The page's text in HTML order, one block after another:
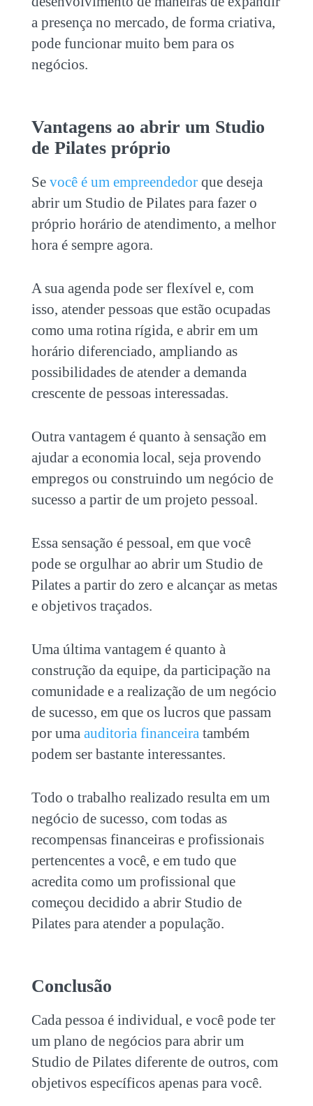
a presença no mercado, de forma criativa,
pode funcionar muito bem para os
negócios.
Vantagens ao abrir um Studio
de Pilatespróprio
Se você é um empreendedorque deseja
abrir um Studio de Pilatespara fazer o
próprio horário de atendimento, a melhor
hora é sempre agora.
A sua agenda pode ser flexível e, com
isso, atender pessoas que estão ocupadas
como uma rotina rígida, e abrir em um
horário diferenciado, ampliando as
possibilidades de atender a demanda
crescente de pessoas interessadas.
Outra vantagem é quanto à sensação em
ajudar a economia local, seja provendo
empregos ou construindo um negócio de
sucesso a partir de um projeto pessoal.
Essa sensação é pessoal, em que você
pode se orgulhar ao abrir um Studio de
Pilatesa partir do zero e alcançar as metas
e objetivos traçados.
Uma última vantagem é quanto à
construção da equipe, da participação na
comunidade e a realização de um negócio
de sucesso, em que os lucros que passam
por uma auditoria financeiratambém
podem ser bastante interessantes.
Todo o trabalho realizado resulta em um
negócio de sucesso, com todas as
recompensas financeiras e profissionais
pertencentes a você, e em tudo que
acredita como um profissional que
começou decidido a abrir Studio de
Pilates para atender a população.
Conclusão
Cada pessoa é individual, e você pode ter
um plano de negócios para abrir um
Studio de Pilatesdiferente de outros, com
objetivos específicos apenas para você.